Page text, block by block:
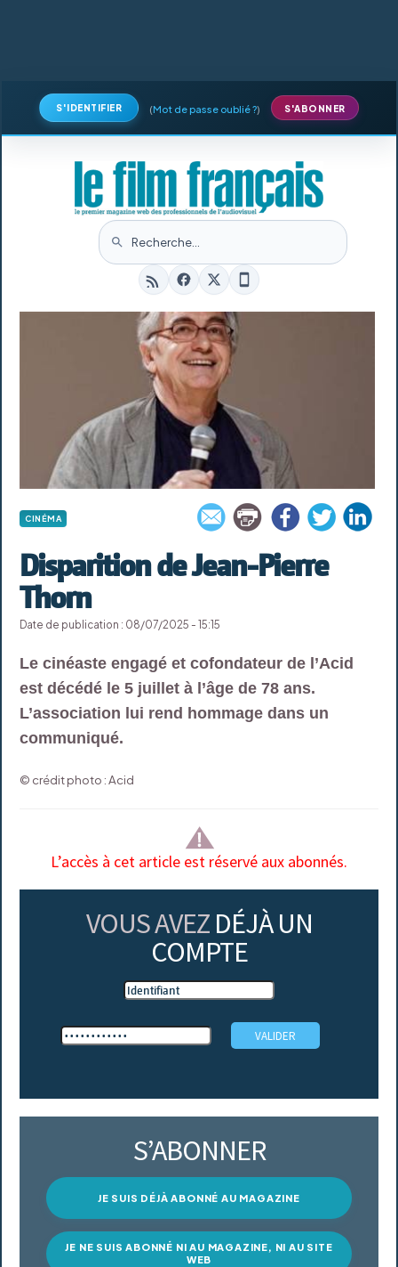
S'IDENTIFIER (Mot de passe oublié ?) S'ABONNER
CINÉMA
Disparition de Jean-Pierre
Thorn
Date de publication : 08/07/2025 - 15:15
Le cinéaste engagé et cofondateur de l’Acid
est décédé le 5 juillet à l’âge de 78 ans.
L’association lui rend hommage dans un
communiqué.
© crédit photo : Acid
L’accès à cet article est réservé aux abonnés.
VOUS AVEZ DÉJÀ UN
COMPTE
S’ABONNER
JE SUIS DÉJÀ ABONNÉ AU MAGAZINE
JE NE SUIS ABONNÉ NI AU MAGAZINE, NI AU SITE
WEB